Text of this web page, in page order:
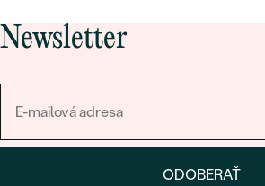
Newsletter
ODOBERAŤ